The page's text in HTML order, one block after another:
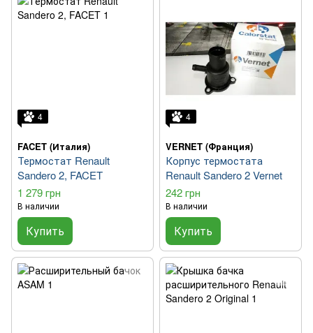
4
FACET (Италия)
Термостат Renault
Sandero 2, FACET
1 279 грн
В наличии
Купить
4
VERNET (Франция)
Корпус термостата
Renault Sandero 2 Vernet
242 грн
В наличии
Купить